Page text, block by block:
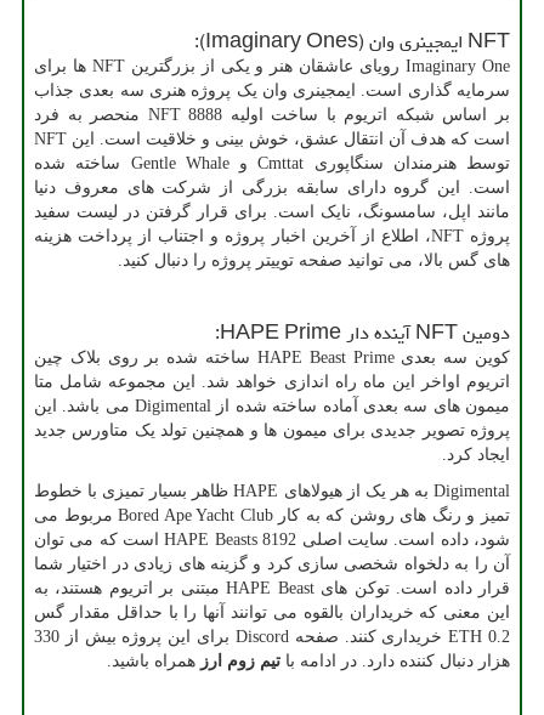
NFT ایمجینری وان (Imaginary Ones
):
Imaginary Oneرویای عاشقان هنر و یکی از بزرگترینNFT ها برای
سرمایه گذاری است. ایمجینری وان یک پروژه هنری سه بعدی جذاب
بر اساس شبکه اتریوم با ساخت اولیه 8888
NFT منحصر به فرد
است که هدف آن انتقال عشق، خوش بینی و خلاقیت است. این NFT
توسط هنرمندان سنگاپوری CmttatوGentle Whale ساخته شده
است. این گروه دارای سابقه بزرگی از شرکت های معروف دنیا
مانند اپل، سامسونگ، نایک است. برای قرار گرفتن در لیست سفید
پروژهNFT، اطلاع از آخرین اخبار پروژه و اجتناب از پرداخت هزینه
های گس بالا، می توانید صفحه توییتر پروژه را دنبال کنید.
دومینNFTآینده دارHAPE Prime
:
کوین سه بعدیHAPE Beast Prime ساخته شده بر روی بلاک چین
اتریوم اواخر این ماه راه اندازی خواهد شد. این مجموعه شامل متا
میمون های سه بعدی آماده ساخته شده از Digimentalمی باشد. این
پروژه تصویر جدیدی برای میمون ها و همچنین تولد یک متاورس جدید
ایجاد کرد.
Digimentalبه هر یک از هیولاهای HAPEظاهر بسیار تمیزی با خطوط
تمیز و رنگ های روشن که به کارBored Ape Yacht Clubمربوط می
شود، داده است. سایت اصلی 8192
HAPE Beastsاست که می توان
آن را به دلخواه شخصی سازی کرد و گزینه های زیادی در اختیار شما
قرار داده است. توکن هایHAPE Beastمبتنی بر اتریوم هستند، به
این معنی که خریداران بالقوه می توانند آنها را با حداقل مقدار گس
0.2
ETHخریداری کنند. صفحهDiscord
برای این پروژه بیش از 330
هزار دنبال کننده دارد. در ادامه با تیم زوم ارز همراه باشید.